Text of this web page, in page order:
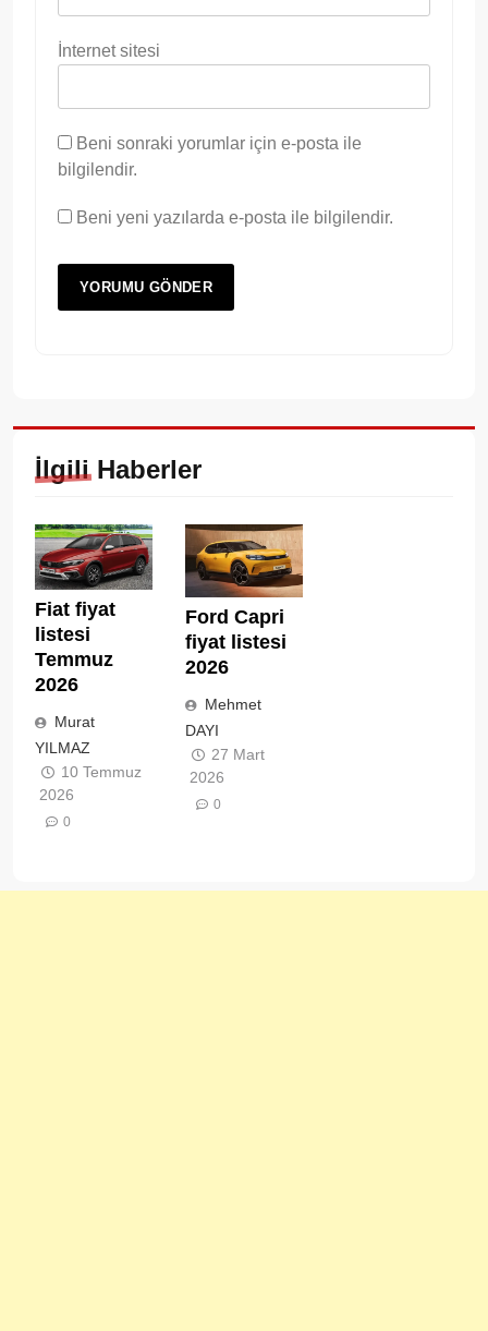
İnternet sitesi
Beni sonraki yorumlar için e-posta ile
bilgilendir.
Beni yeni yazılarda e-posta ile bilgilendir.
İlgili Haberler
Fiat fiyat
listesi
Temmuz
2026
Murat
YILMAZ
10 Temmuz
2026
0
Ford Capri
fiyat listesi
2026
Mehmet
DAYI
27 Mart
2026
0